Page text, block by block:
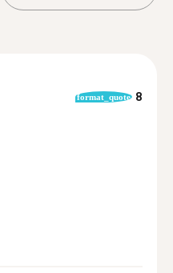
format_quote 8